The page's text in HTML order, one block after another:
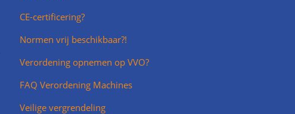
CE-certificering?
Normen vrij beschikbaar?!
Verordening opnemen op VVO?
FAQ Verordening Machines
Veilige vergrendeling